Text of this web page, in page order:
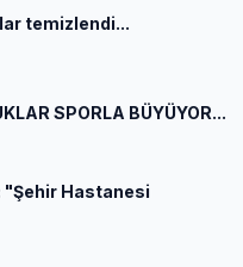
temizlendi...
SPORLA BÜYÜYOR...
"Şehir Hastanesi